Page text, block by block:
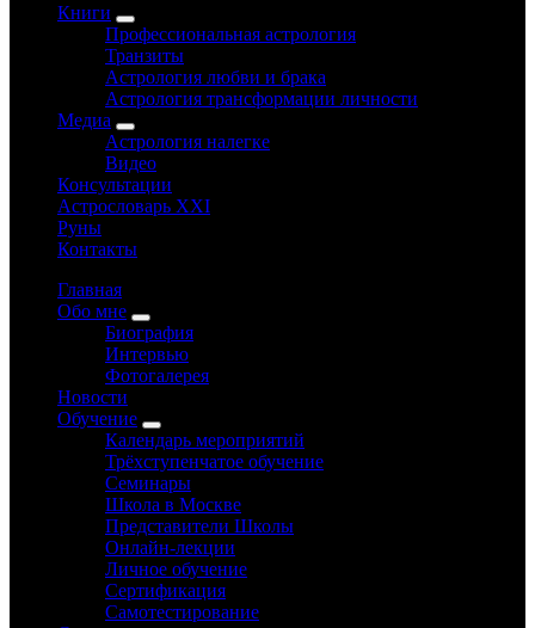
Книги
Профессиональная астрология
Транзиты
Астрология любви и брака
Астрология трансформации личности
Медиа
Астрология налегке
Видео
Консультации
Астрословарь XXI
Руны
Контакты
Главная
Обо мне
Биография
Интервью
Фотогалерея
Новости
Обучение
Календарь мероприятий
Трёхступенчатое обучение
Семинары
Школа в Москве
Представители Школы
Онлайн-лекции
Личное обучение
Сертификация
Самотестирование